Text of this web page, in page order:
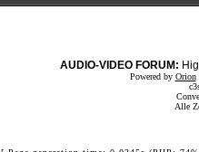
AUDIO-VIDEO FORUM:
Powered by Orion
Alle